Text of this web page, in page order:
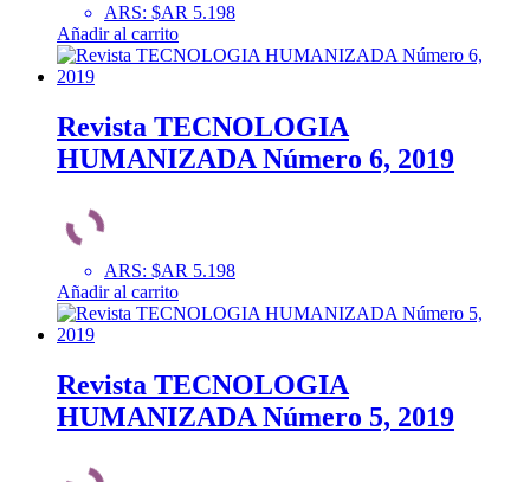
ARS: $AR 5.198
Añadir al carrito
Revista TECNOLOGIA
HUMANIZADA Número 6, 2019
ARS: $AR 5.198
Añadir al carrito
Revista TECNOLOGIA
HUMANIZADA Número 5, 2019